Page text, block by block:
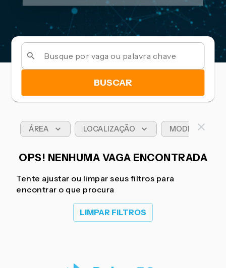
BUSCAR
ÁREA LOCALIZAÇÃO MODELO DE
OPS! NENHUMA VAGA ENCONTRADA
Tente ajustar ou limpar seus filtros para
encontrar o que procura
LIMPAR FILTROS